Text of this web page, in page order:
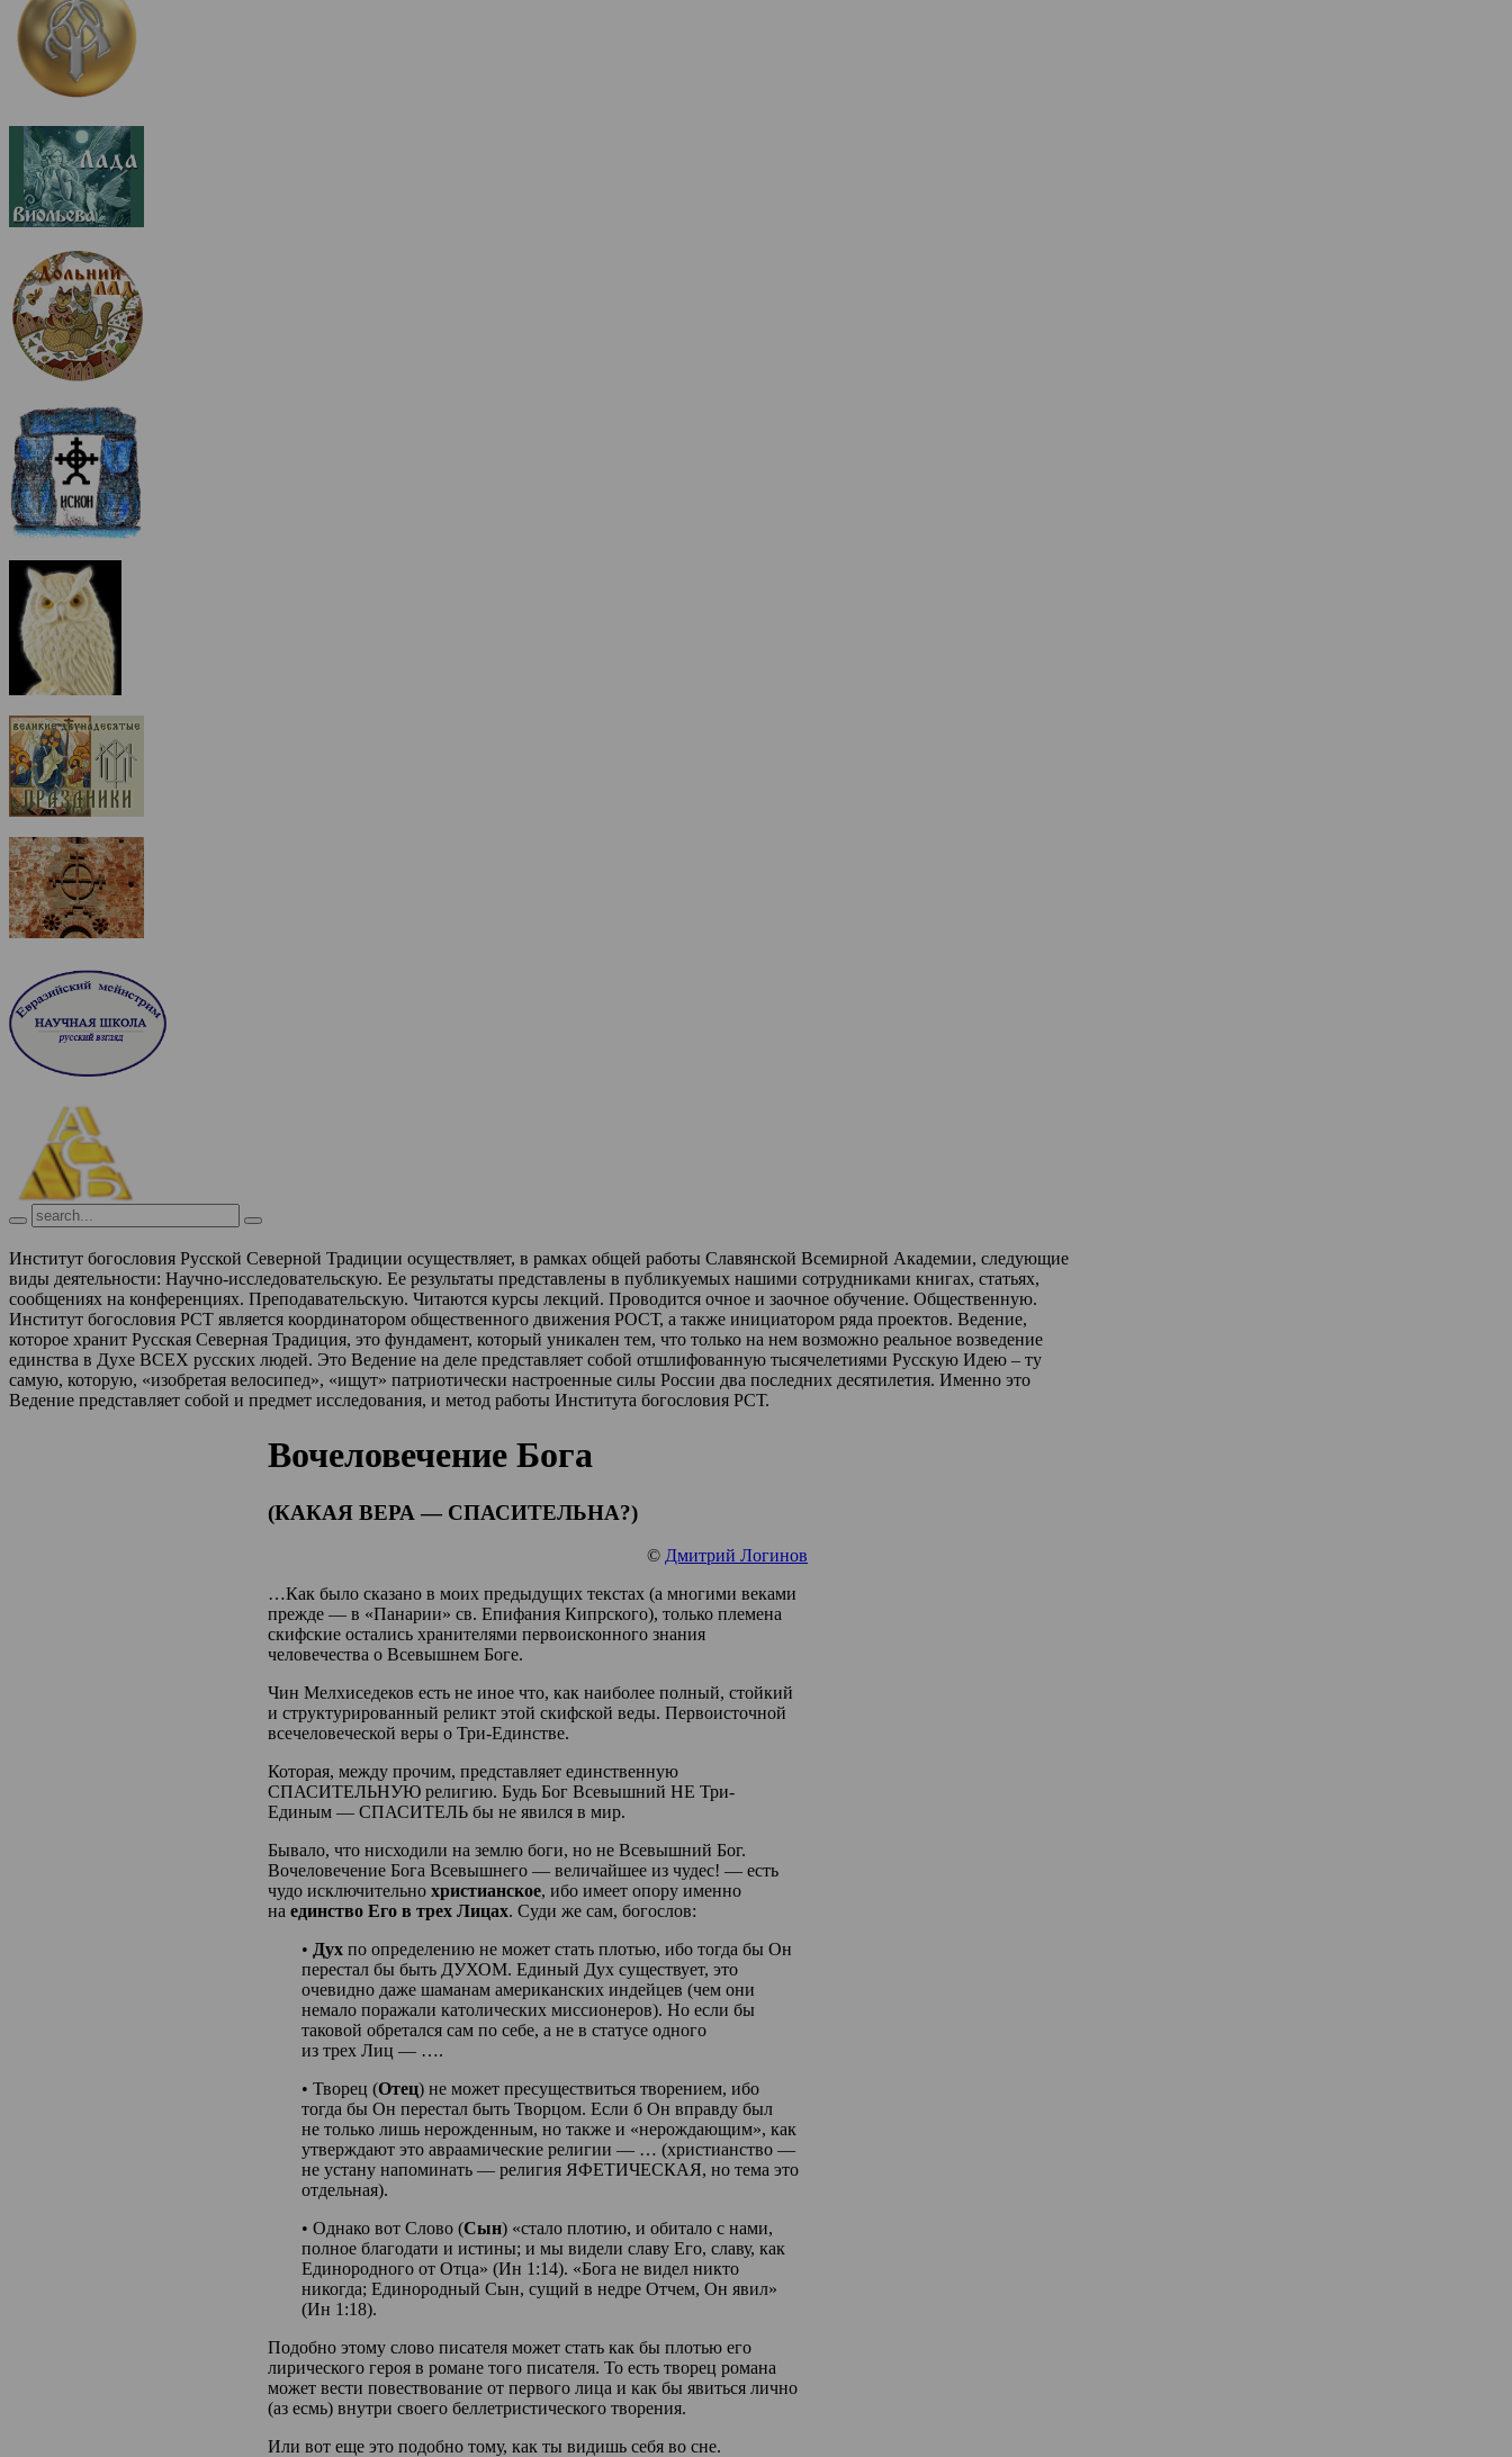
Институт богословия Русской Северной Традиции осуществляет, в рамках общей работы Славянской Всемирной Академии, следующие
виды деятельности: Научно-исследовательскую. Ее результаты представлены в публикуемых нашими сотрудниками книгах, статьях,
сообщениях на конференциях. Преподавательскую. Читаются курсы лекций. Проводится очное и заочное обучение. Общественную.
Институт богословия РСТ является координатором общественного движения РОСТ, а также инициатором ряда проектов. Ведение,
которое хранит Русская Северная Традиция, это фундамент, который уникален тем, что только на нем возможно реальное возведение
единства в Духе ВСЕХ русских людей. Это Ведение на деле представляет собой отшлифованную тысячелетиями Русскую Идею – ту
самую, которую, «изобретая велосипед», «ищут» патриотически настроенные силы России два последних десятилетия. Именно это
Ведение представляет собой и предмет исследования, и метод работы Института богословия РСТ.
Вочеловечение Бога
(КАКАЯ ВЕРА — СПАСИТЕЛЬНА?)
© Дмитрий Логинов
…Как было сказано в моих предыдущих текстах (а многими веками
прежде — в «Панарии» св. Епифания Кипрского), только племена
скифские остались хранителями первоисконного знания
человечества о Всевышнем Боге.
Чин Мелхиседеков есть не иное что, как наиболее полный, стойкий
и структурированный реликт этой скифской веды. Первоисточной
всечеловеческой веры о Три-Единстве.
Которая, между прочим, представляет единственную
СПАСИТЕЛЬНУЮ религию. Будь Бог Всевышний НЕ Три-
Единым — СПАСИТЕЛЬ бы не явился в мир.
Бывало, что нисходили на землю боги, но не Всевышний Бог.
Вочеловечение Бога Всевышнего — величайшее из чудес! — есть
чудо исключительно христианское, ибо имеет опору именно
на единство Его в трех Лицах. Суди же сам, богослов:
• Дух по определению не может стать плотью, ибо тогда бы Он
перестал бы быть ДУХОМ. Единый Дух существует, это
очевидно даже шаманам американских индейцев (чем они
немало поражали католических миссионеров). Но если бы
таковой обретался сам по себе, а не в статусе одного
из трех Лиц — ….
• Творец (Отец) не может пресуществиться творением, ибо
тогда бы Он перестал быть Творцом. Если б Он вправду был
не только лишь нерожденным, но также и «нерождающим», как
утверждают это авраамические религии — … (христианство —
не устану напоминать — религия ЯФЕТИЧЕСКАЯ, но тема это
отдельная).
• Однако вот Слово (Сын) «стало плотию, и обитало с нами,
полное благодати и истины; и мы видели славу Его, славу, как
Единородного от Отца» (Ин 1:14). «Бога не видел никто
никогда; Единородный Сын, сущий в недре Отчем, Он явил»
(Ин 1:18).
Подобно этому слово писателя может стать как бы плотью его
лирического героя в романе того писателя. То есть творец романа
может вести повествование от первого лица и как бы явиться лично
(аз есмь) внутри своего беллетристического творения.
Или вот еще это подобно тому, как ты видишь себя во сне.